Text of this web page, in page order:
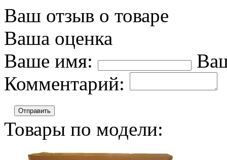
Ваш отзыв о товаре
Ваша оценка
Ваше имя:
Комментарий:
Отправить
Товары по модели: